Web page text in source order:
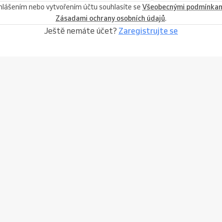
nebo vytvořením účtu souhlasíte se Všeobecnými
Zásadami ochrany osobních údajů.
Ještě nemáte účet? Zaregistrujte se